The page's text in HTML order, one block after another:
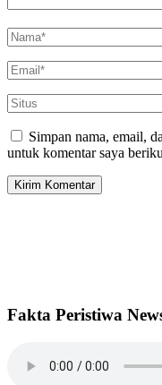
Simpan nama, email,
untuk komentar saya
Fakta Peristiwa